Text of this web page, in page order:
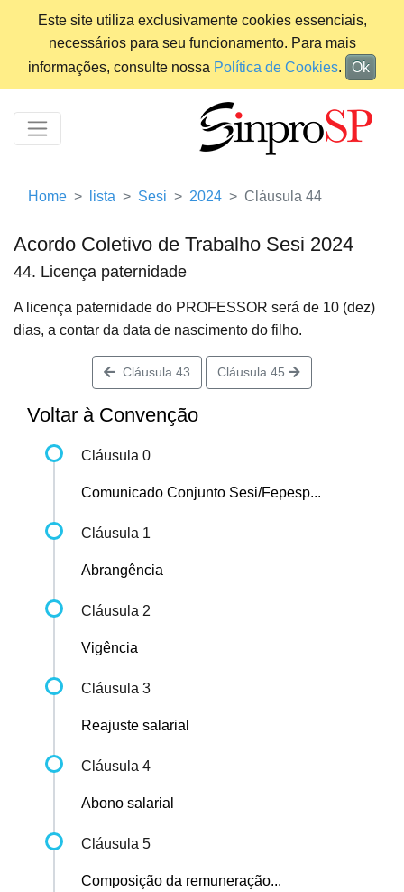
Este site utiliza exclusivamente cookies essenciais,
necessários para seu funcionamento. Para mais
informações, consulte nossa Política de Cookies. Ok
Home lista Sesi 2024 Cláusula 44
Acordo Coletivo de Trabalho Sesi 2024
44. Licença paternidade
A licença paternidade do PROFESSOR será de 10 (dez)
dias, a contar da data de nascimento do filho.
Cláusula 43 Cláusula 45
Voltar à Convenção
Cláusula 0
Comunicado Conjunto Sesi/Fepesp...
Cláusula 1
Abrangência
Cláusula 2
Vigência
Cláusula 3
Reajuste salarial
Cláusula 4
Abono salarial
Cláusula 5
Composição da remuneração...